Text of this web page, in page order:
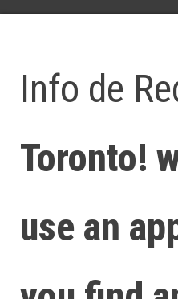
Info de
Toronto!
use an